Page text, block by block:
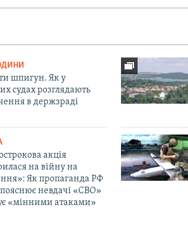
шпигун. Як у
судах розглядають
в держзраді
акція
на війну на
Як пропаганда РФ
невдачі «СВО»
«мінними атаками»